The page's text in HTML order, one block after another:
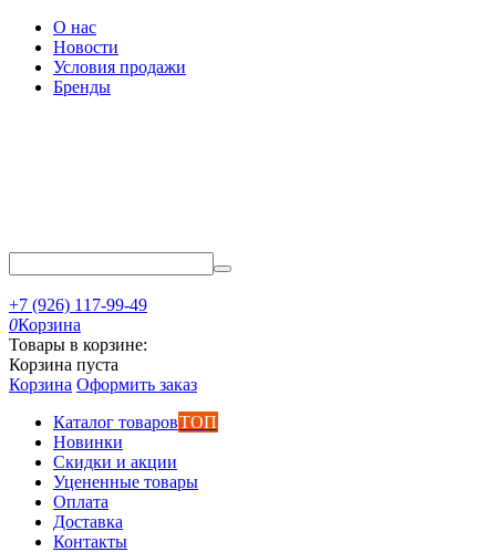
О нас
Новости
Условия продажи
Бренды
+7 (926) 117-99-49
0Корзина
Товары в корзине:
Корзина пуста
Корзина Оформить заказ
Каталог товаровТОП
Новинки
Скидки и акции
Уцененные товары
Оплата
Доставка
Контакты